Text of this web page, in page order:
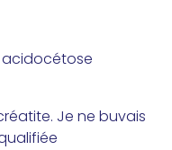
acidocétose
Je ne buvais